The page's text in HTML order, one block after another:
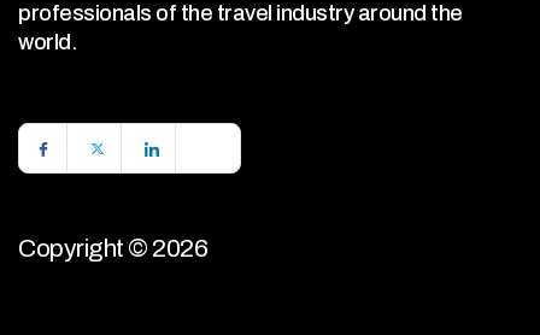
professionals of the travel industry around the
world.
Copyright © 2026